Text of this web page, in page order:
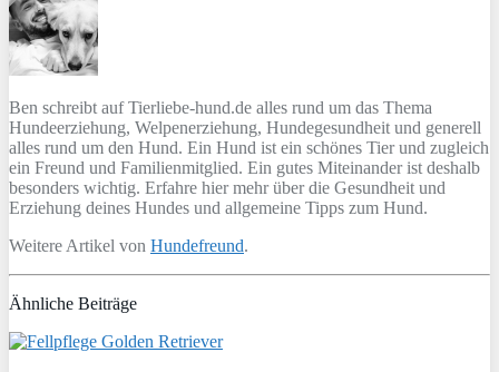
Ben schreibt auf Tierliebe-hund.de alles rund um das Thema
Hundeerziehung, Welpenerziehung, Hundegesundheit und generell
alles rund um den Hund. Ein Hund ist ein schönes Tier und zugleich
ein Freund und Familienmitglied. Ein gutes Miteinander ist deshalb
besonders wichtig. Erfahre hier mehr über die Gesundheit und
Erziehung deines Hundes und allgemeine Tipps zum Hund.
Weitere Artikel von Hundefreund.
Ähnliche Beiträge